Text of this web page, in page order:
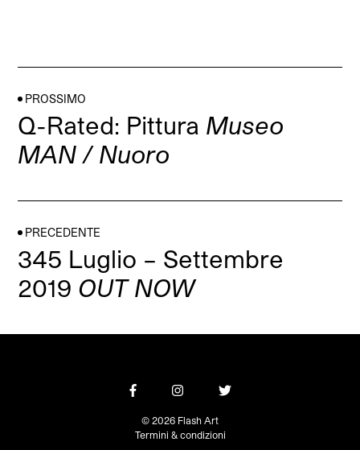
PROSSIMO
Q-Rated: Pittura Museo
MAN / Nuoro
PRECEDENTE
345 Luglio – Settembre
2019 OUT NOW
© 2026 Flash Art
Termini & condizioni